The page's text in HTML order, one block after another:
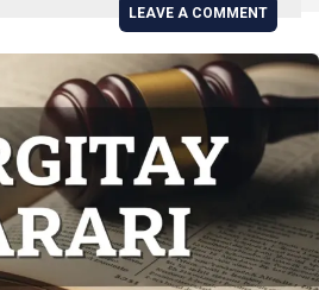
LEAVE A COMMENT